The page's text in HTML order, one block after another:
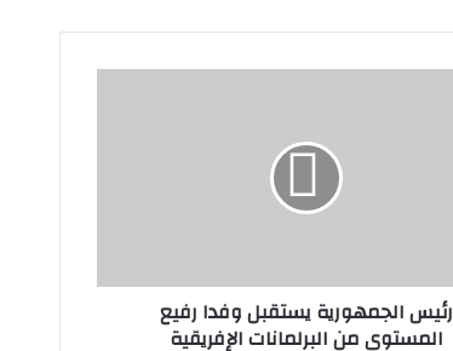
رئيس الجمهورية يستقبل وفدا رفيع
المستوى من البرلمانات الإفريقية